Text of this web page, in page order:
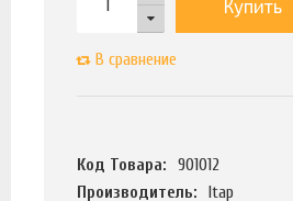
Купить
В сравнение
Код Товара:
901012
Производитель:
Itap